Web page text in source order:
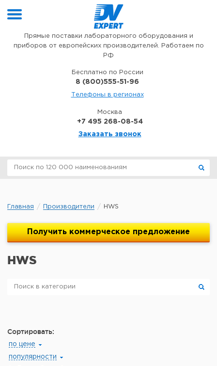
Прямые поставки лабораторного оборудования и
приборов от европейских производителей. Работаем по
РФ
Бесплатно по России
8 (800)555-51-96
Телефоны в регионах
Москва
+7 495 268-08-54
Заказать звонок
Главная Производители HWS
Получить коммерческое предложение
HWS
Сортировать:
по цене
популярности